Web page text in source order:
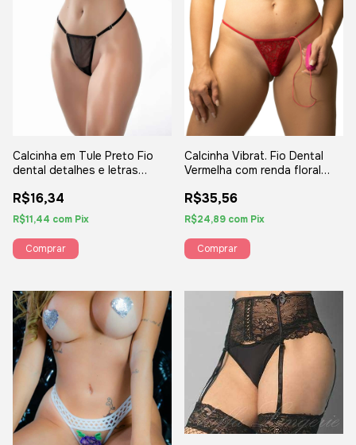
Calcinha em Tule Preto Fio
dental detalhes e letras
YAFFA
R$16,34
R$11,44 com Pix
Calcinha Vibrat. Fio Dental
Vermelha com renda floral
R$35,56
R$24,89 com Pix